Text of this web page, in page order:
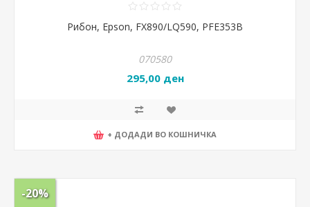
Рибон, Epson, FX890/LQ590, PFE353B
070580
295,00 ден
+ ДОДАДИ ВО КОШНИЧКА
-20%